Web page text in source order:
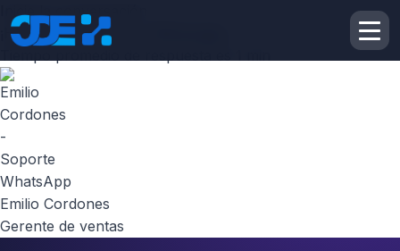
Inicie la conversación
¡Hola! Escribenos por
Emilio Cordones
Gerente de ventas